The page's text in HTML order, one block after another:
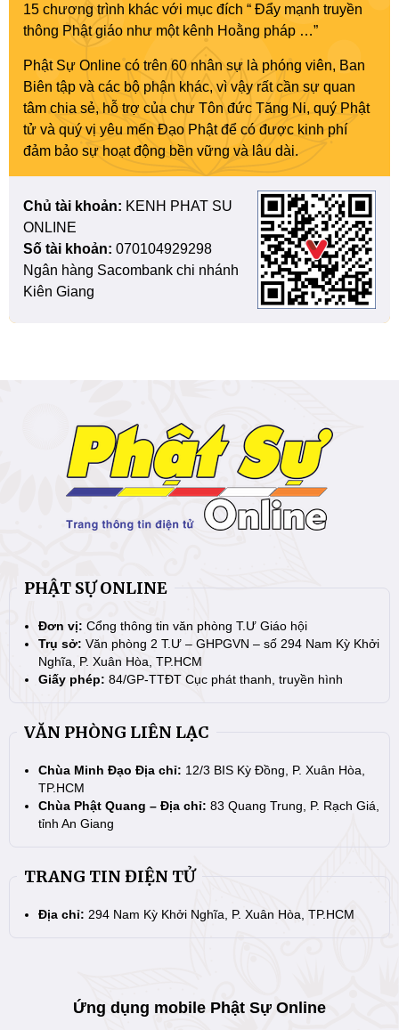
15 chương trình khác với mục đích “ Đẩy mạnh truyền
thông Phật giáo như một kênh Hoằng pháp …”
Phật Sự Online có trên 60 nhân sự là phóng viên, Ban
Biên tập và các bộ phận khác, vì vậy rất cần sự quan
tâm chia sẻ, hỗ trợ của chư Tôn đức Tăng Ni, quý Phật
tử và quý vị yêu mến Đạo Phật để có được kinh phí
đảm bảo sự hoạt động bền vững và lâu dài.
Chủ tài khoản: KENH PHAT SU
ONLINE
Số tài khoản: 070104929298
Ngân hàng Sacombank chi nhánh
Kiên Giang
PHẬT SỰ ONLINE
Đơn vị: Cổng thông tin văn phòng T.Ư Giáo hội
Trụ sở: Văn phòng 2 T.Ư – GHPGVN – số 294 Nam Kỳ Khởi
Nghĩa, P. Xuân Hòa, TP.HCM
Giấy phép: 84/GP-TTĐT Cục phát thanh, truyền hình
VĂN PHÒNG LIÊN LẠC
Chùa Minh Đạo Địa chỉ: 12/3 BIS Kỳ Đồng, P. Xuân Hòa,
TP.HCM
Chùa Phật Quang – Địa chỉ: 83 Quang Trung, P. Rạch Giá,
tỉnh An Giang
TRANG TIN ĐIỆN TỬ
Địa chỉ: 294 Nam Kỳ Khởi Nghĩa, P. Xuân Hòa, TP.HCM
Ứng dụng mobile Phật Sự Online